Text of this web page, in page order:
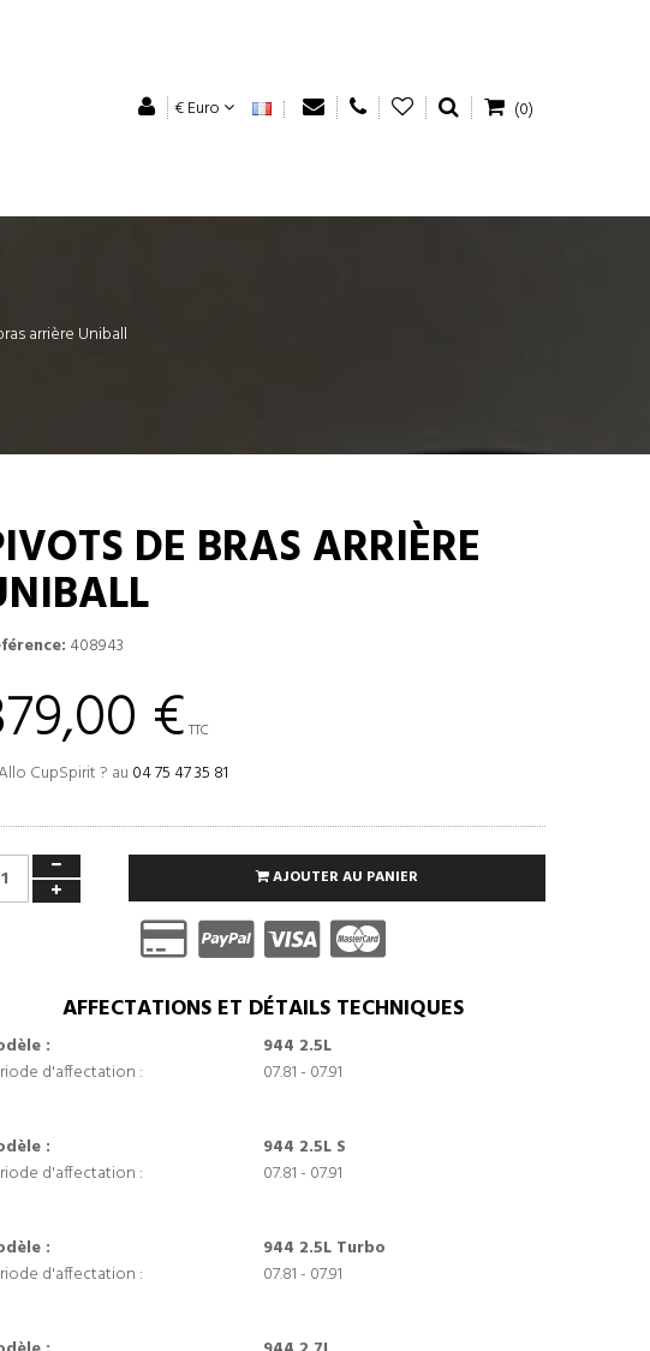
€ Euro (0)
arrière Uniball
DE BRAS ARRIÈRE
408943
€ TTC
CupSpirit ? au 04 75 47 35 81
AJOUTER AU PANIER
AFFECTATIONS ET DÉTAILS TECHNIQUES
:
944 2.5L
d'affectation :
07.81 - 07.91
:
944 2.5L S
d'affectation :
07.81 - 07.91
:
944 2.5L Turbo
d'affectation :
07.81 - 07.91